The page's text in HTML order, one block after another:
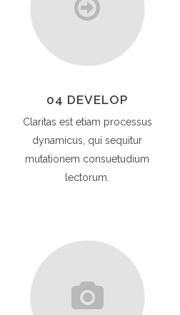
04 DEVELOP
Claritas est etiam processus
dynamicus, qui sequitur
mutationem consuetudium
lectorum.